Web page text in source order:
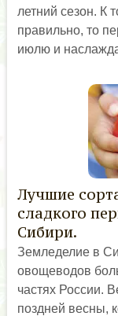
летний сезон. К
правильно, то
июлю и
Лучшие
сладкого
Сибири.
Земледелие в
овощеводов
частях России.
поздней весны,